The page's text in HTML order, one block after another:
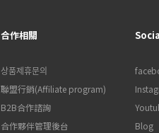
合作相關
상품제휴문의
聯盟行銷(Affiliate program)
B2B合作諮詢
合作夥伴管理後台
Blog